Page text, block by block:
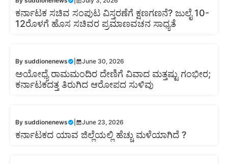
ಕರ್ನಾಟಕ ಸಚಿವ ಸಂಪುಟ ವಿಸ್ತರಣೆಗೆ ಕ್ಷಣಗಣನೆ? ಜುಲೈ 10-
12ರೊಳಗೆ ಹೊಸ ಸಚಿವರ ಪ್ರಮಾಣವಚನ ಸಾಧ್ಯತೆ
By suddionenews June 30, 2026
ಅಯೋಧ್ಯೆ ರಾಮಮಂದಿರ ದೇಣಿಗೆ ವಿವಾದ ಮತ್ತಷ್ಟು ಗಂಭೀರ;
ಕರ್ನಾಟಕದತ್ತ ತಿರುಗಿದ ಆರೋಪದ ಸುಳಿವು
By suddionenews June 23, 2026
ಕರ್ನಾಟಕದ ಯಾವ ಜಿಲ್ಲೆಯಲ್ಲಿ ಹೆಚ್ಚು ಮಳೆಯಾಗಿದೆ ?